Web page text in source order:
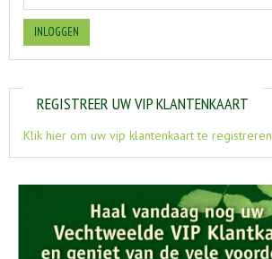
REGISTREER UW VIP KLANTENKAART
Klik hier om uw vip klantenkaart te registreren